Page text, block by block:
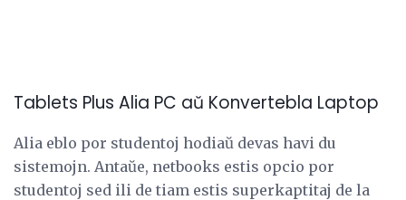
Tablets Plus Alia PC aŭ Konvertebla Laptop
Alia eblo por studentoj hodiaŭ devas havi du
sistemojn. Antaŭe, netbooks estis opcio por
studentoj sed ili de tiam estis superkaptitaj de la